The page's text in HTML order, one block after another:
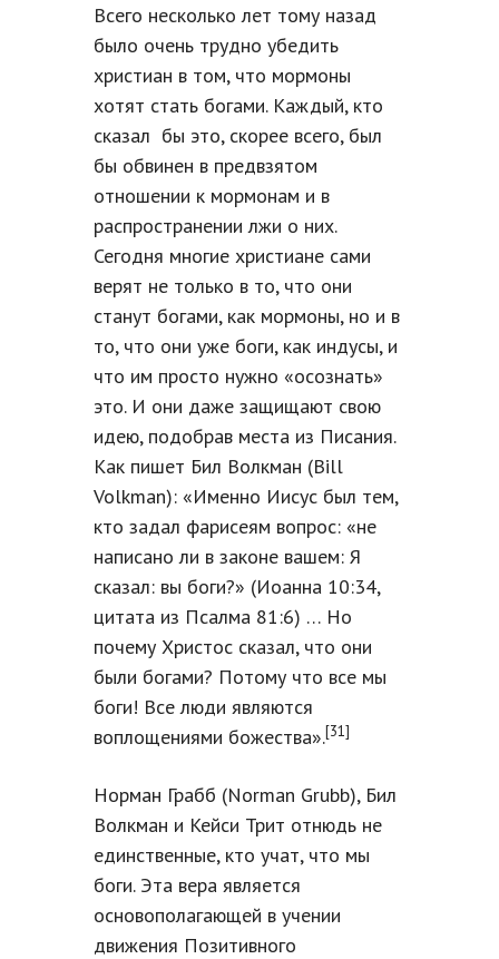
Всего несколько лет тому назад
было очень трудно убедить
христиан в том, что мормоны
хотят стать богами. Каждый, кто
сказал бы это, скорее всего, был
бы обвинен в предвзятом
отношении к мормонам и в
распространении лжи о них.
Сегодня многие христиане сами
верят не только в то, что они
станут богами, как мормоны, но и в
то, что они уже боги, как индусы, и
что им просто нужно «осознать»
это. И они даже защищают свою
идею, подобрав места из Писания.
Как пишет Бил Волкман (Bill
Volkman): «Именно Иисус был тем,
кто задал фарисеям вопрос: «не
написано ли в законе вашем: Я
сказал: вы боги?» (Иоанна 10:34,
цитата из Псалма 81:6) … Но
почему Христос сказал, что они
были богами? Потому что все мы
боги! Все люди являются
воплощениями божества».[31]
Норман Грабб (Norman Grubb), Бил
Волкман и Кейси Трит отнюдь не
единственные, кто учат, что мы
боги. Эта вера является
основополагающей в учении
движения Позитивного